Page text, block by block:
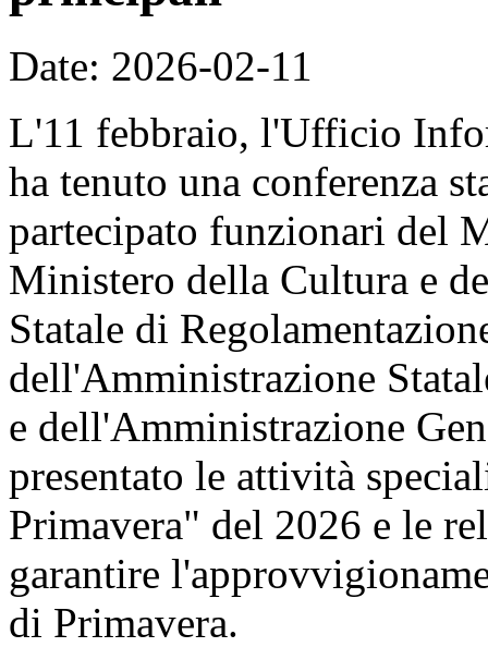
Date: 2026-02-11
L'11 febbraio, l'Ufficio
ha tenuto una conferenza
partecipato funzionari del
Ministero della Cultura e
Statale di
dell'Amministrazione
e dell'Amministrazione
presentato le attività
Primavera" del 2026 e le
garantire
di Primavera.